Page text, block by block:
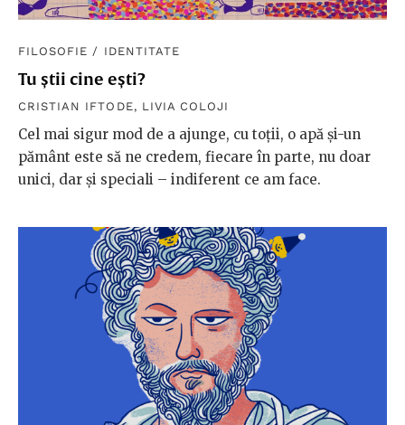
FILOSOFIE / IDENTITATE
Tu știi cine ești?
CRISTIAN IFTODE, LIVIA COLOJI
Cel mai sigur mod de a ajunge, cu toţii, o apă şi-un
pământ este să ne credem, fiecare în parte, nu doar
unici, dar şi speciali – indiferent ce am face.